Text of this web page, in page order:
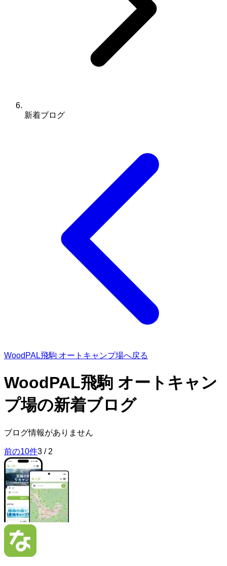
新着ブログ
WoodPAL飛駒 オートキャンプ場へ戻る
WoodPAL飛駒 オートキャン
プ場の新着ブログ
ブログ情報がありません
前の10件3 / 2